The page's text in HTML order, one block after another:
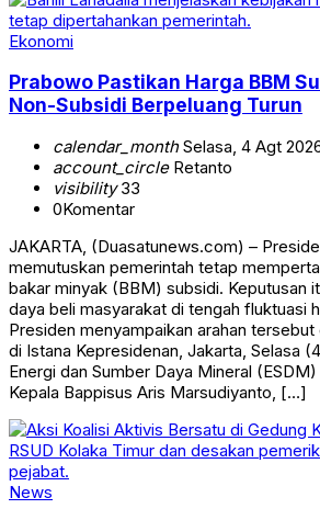
Ekonomi
Prabowo Pastikan Harga BBM
Non-Subsidi Berpeluang Turun
calendar_monthSelasa, 4 Agt
account_circleRetanto
visibility33
0Komentar
JAKARTA, (Duasatunews.com) –
memutuskan pemerintah tetap
bakar minyak (BBM) subsidi. Keputusan
daya beli masyarakat di tengah fluktuasi
Presiden menyampaikan arahan
di Istana Kepresidenan, Jakarta, Selasa
Energi dan Sumber Daya Mineral (ESDM)
Kepala Bappisus Aris Marsudiyanto, […]
News